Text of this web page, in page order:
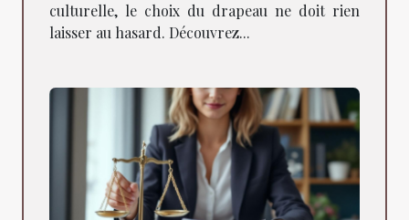
culturelle, le choix du drapeau ne doit rien
laisser au hasard. Découvrez...